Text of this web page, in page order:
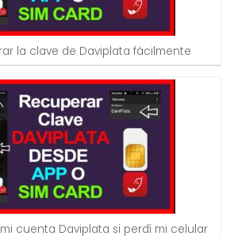
la clave de Daviplata fácilmente
cuenta Daviplata si perdí mi celular